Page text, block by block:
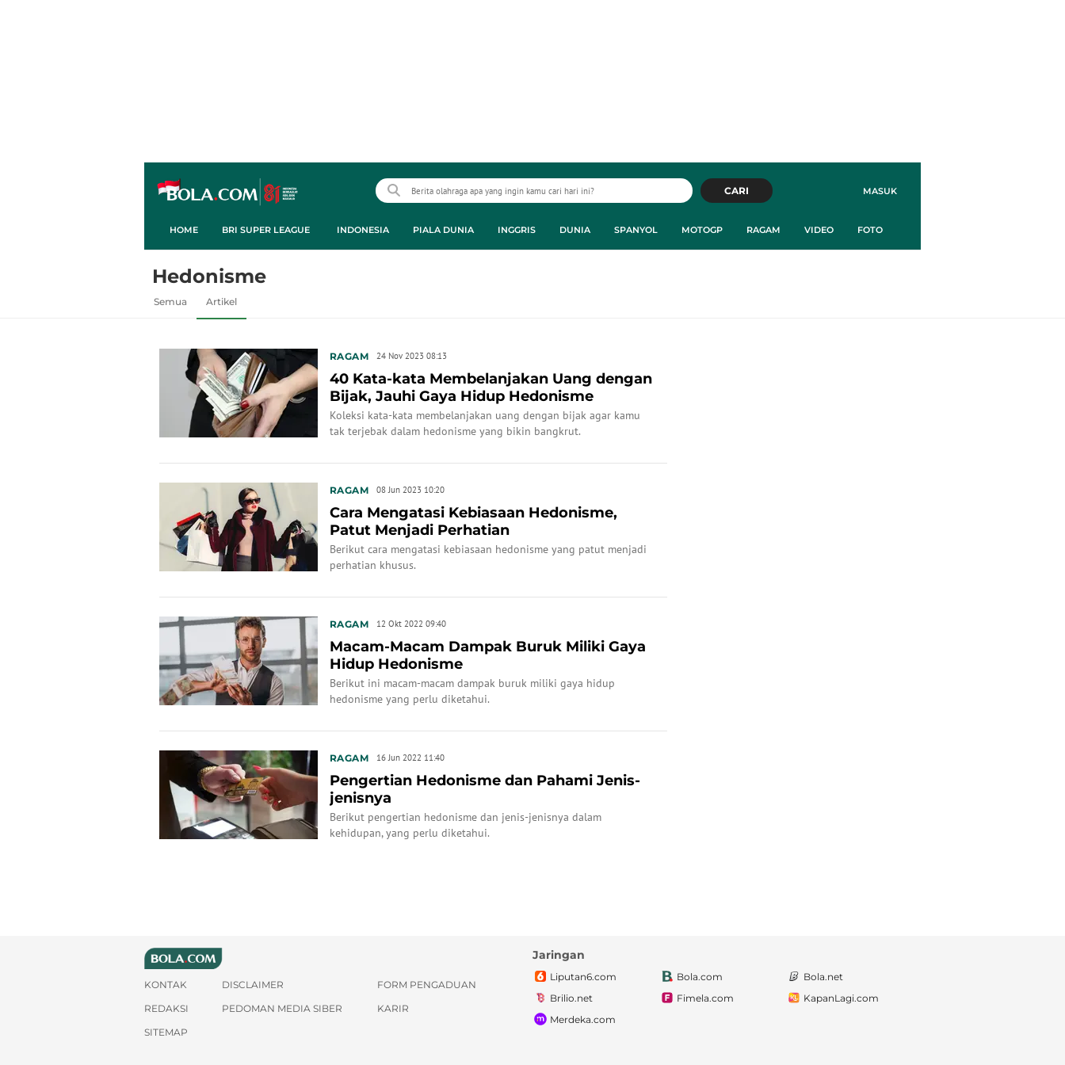
MASUK
CARI
HOME BRI SUPER LEAGUE INDONESIA PIALA DUNIA INGGRIS DUNIA SPANYOL MOTOGP RAGAM VIDEO FOTO
Hedonisme
Semua Artikel
RAGAM 24 Nov 2023 08:13
40 Kata-kata Membelanjakan Uang dengan
Bijak, Jauhi Gaya Hidup Hedonisme
Koleksi kata-kata membelanjakan uang dengan bijak agar kamu
tak terjebak dalam hedonisme yang bikin bangkrut.
RAGAM 08 Jun 2023 10:20
Cara Mengatasi Kebiasaan Hedonisme,
Patut Menjadi Perhatian
Berikut cara mengatasi kebiasaan hedonisme yang patut menjadi
perhatian khusus.
RAGAM 12 Okt 2022 09:40
Macam-Macam Dampak Buruk Miliki Gaya
Hidup Hedonisme
Berikut ini macam-macam dampak buruk miliki gaya hidup
hedonisme yang perlu diketahui.
RAGAM 16 Jun 2022 11:40
Pengertian Hedonisme dan Pahami Jenis-
jenisnya
Berikut pengertian hedonisme dan jenis-jenisnya dalam
kehidupan, yang perlu diketahui.
KONTAK DISCLAIMER
FORM PENGADUAN
REDAKSI
PEDOMAN MEDIA SIBER
KARIR
SITEMAP
Jaringan
Liputan6.com Bola.com
Bola.net
Brilio.net
Fimela.com
KapanLagi.com
Merdeka.com